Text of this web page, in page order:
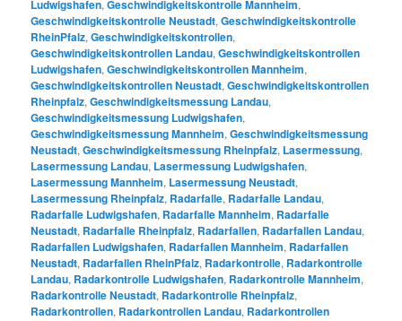
Ludwigshafen,Geschwindigkeitskontrolle Mannheim,
Geschwindigkeitskontrolle Neustadt,Geschwindigkeitskontrolle
RheinPfalz,Geschwindigkeitskontrollen,
Geschwindigkeitskontrollen Landau,Geschwindigkeitskontrollen
Ludwigshafen,Geschwindigkeitskontrollen Mannheim,
Geschwindigkeitskontrollen Neustadt,Geschwindigkeitskontrollen
Rheinpfalz,Geschwindigkeitsmessung Landau,
Geschwindigkeitsmessung Ludwigshafen,
Geschwindigkeitsmessung Mannheim,Geschwindigkeitsmessung
Neustadt,Geschwindigkeitsmessung Rheinpfalz, Lasermessung,
Lasermessung Landau, Lasermessung Ludwigshafen,
Lasermessung Mannheim, Lasermessung Neustadt,
Lasermessung Rheinpfalz, Radarfalle, Radarfalle Landau,
Radarfalle Ludwigshafen, Radarfalle Mannheim, Radarfalle
Neustadt, Radarfalle Rheinpfalz, Radarfallen, Radarfallen Landau,
Radarfallen Ludwigshafen, Radarfallen Mannheim, Radarfallen
Neustadt, Radarfallen RheinPfalz, Radarkontrolle, Radarkontrolle
Landau, Radarkontrolle Ludwigshafen, Radarkontrolle Mannheim,
Radarkontrolle Neustadt, Radarkontrolle Rheinpfalz,
Radarkontrollen, Radarkontrollen Landau, Radarkontrollen